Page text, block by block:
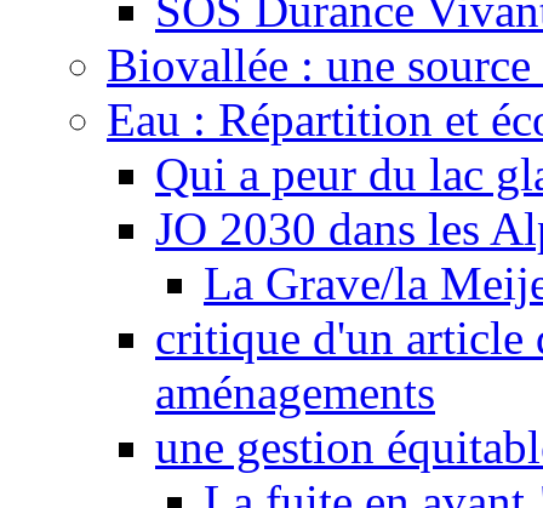
SOS Durance
Biovallée : une
Eau : Répartition et
Qui a peur du lac
JO 2030 dans les
La Grave/la
critique d'un article
aménagements
une gestion